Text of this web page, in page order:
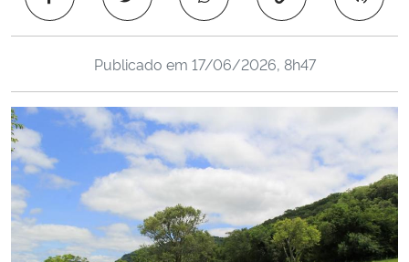
Controladoria-Geral da União
Ministério da Mulher, da Família e dos Direitos Humanos
Secretaria-Geral
Secretaria de Governo
Publicado em 17/06/2026, 8h47